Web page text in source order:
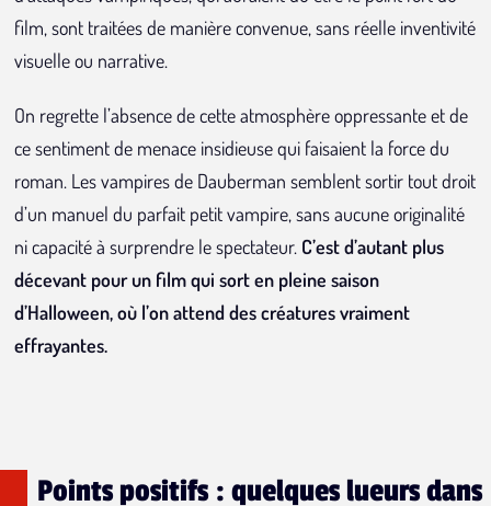
film, sont traitées de manière convenue, sans réelle inventivité
visuelle ou narrative.
On regrette l’absence de cette atmosphère oppressante et de
ce sentiment de menace insidieuse qui faisaient la force du
roman. Les vampires de Dauberman semblent sortir tout droit
d’un manuel du parfait petit vampire, sans aucune originalité
ni capacité à surprendre le spectateur. C’est d’autant plus
décevant pour un film qui sort en pleine saison
d’Halloween, où l’on attend des créatures vraiment
effrayantes.
Points positifs : quelques lueurs dans